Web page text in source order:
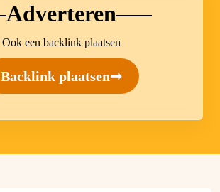
Adverteren
Ook een backlink plaatsen
Backlink plaatsen➞